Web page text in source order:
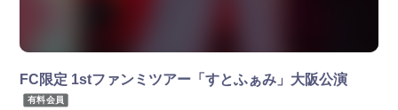
FC限定 1stファンミツアー「すとふぁみ」大阪公演
有料会員